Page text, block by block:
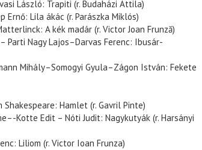
László: Trapiti (r. Budaházi Attila)
Ernő: Lila ákác (r. Parászka Miklós)
A kék madár (r. Victor Joan Frunză)
Parti Nagy Lajos–Darvas Ferenc: Ibusár-
Mihály–Somogyi Gyula–Zágon István: Fekete
Hamlet (r. Gavril Pinte)
Kotte Edit – Nóti Judit: Nagykutyák (r. Harsányi
Liliom (r. Victor Ioan Frunza)